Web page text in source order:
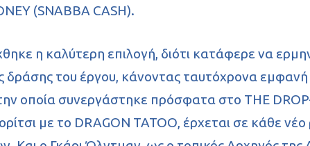
(SNABBA CASH).
η καλύτερη επιλογή, διότι κατάφερε να
δράσης του έργου, κάνοντας ταυτόχρονα
οποία συνεργάστηκε πρόσφατα στo THE
με το DRAGON ΤΑΤΟΟ, έρχεται σε κάθε νέο